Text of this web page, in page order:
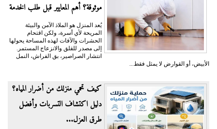
موثوقة؟ أهم المعايير قبل طلب الخدمة
يُعد المنزل هو الملاذ الآمن والبيئة
المريحة لأي أسرة، ولكن اقتحام
الحشرات والآفات لهذه المساحة يحولها
إلى مصدر للقلق والانزعاج المستمر.
انتشار الصراصير، بق الفراش، النمل
الأبيض، أو القوارض لا يمثل فقط...
كيف تحمي منزلك من أضرار المياه؟
دليل اكتشاف التسربات وأفضل
طرق العزل...